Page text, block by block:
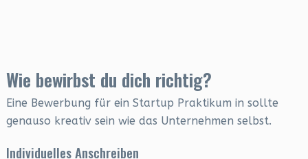
Wie bewirbst du dich richtig?
Eine Bewerbung für ein Startup Praktikum in sollte
genauso kreativ sein wie das Unternehmen selbst.
Individuelles Anschreiben